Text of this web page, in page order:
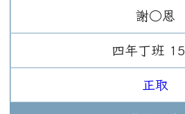
謝○恩
四年丁班 15
正取